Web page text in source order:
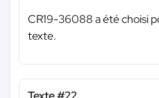
CR19-36088 a été choisi
texte.